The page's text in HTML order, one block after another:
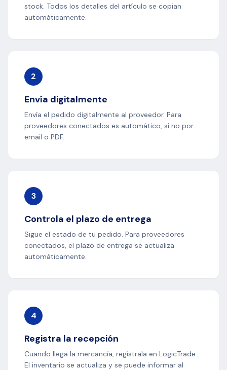
stock. Todos los detalles del artículo se copian
automáticamente.
2
Envía digitalmente
Envía el pedido digitalmente al proveedor. Para
proveedores conectados es automático, si no por
email o PDF.
3
Controla el plazo de entrega
Sigue el estado de tu pedido. Para proveedores
conectados, el plazo de entrega se actualiza
automáticamente.
4
Registra la recepción
Cuando llega la mercancía, regístrala en LogicTrade.
El inventario se actualiza y se puede informar al